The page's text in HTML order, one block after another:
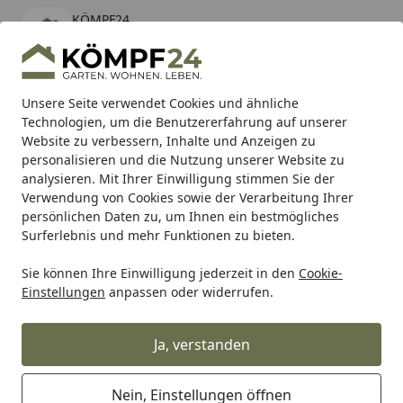
Unsere Seite verwendet Cookies und ähnliche
Technologien, um die Benutzererfahrung auf unserer
Website zu verbessern, Inhalte und Anzeigen zu
personalisieren und die Nutzung unserer Website zu
analysieren. Mit Ihrer Einwilligung stimmen Sie der
Verwendung von Cookies sowie der Verarbeitung Ihrer
persönlichen Daten zu, um Ihnen ein bestmögliches
Surferlebnis und mehr Funktionen zu bieten.
Sie können Ihre Einwilligung jederzeit in den Cookie-
Einstellungen anpassen oder widerrufen.
Ja, verstanden
Nein, Einstellungen öffnen
KÖMPF24
kostenlos - Im App Store
Hotline
Alle Produkte
Mein Konto
Suchen
Karibu Pools inkl. gratis Sandfilteranlage & Pool-
Starterset (Gesamtwert bis 468,99€)
Startseite
TRW Trw Bremsscheibe TRW Bremsscheibe MST372
TRW Bremsscheibe MST372 mit